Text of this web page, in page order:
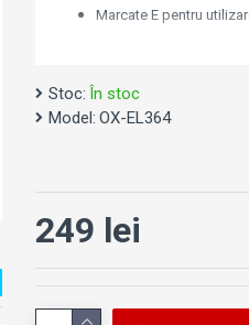
Marcate E pentru
Dimensiune:
2 semnalizări
2 rezistențe pentru
Notă: Prețul este pentru
Stoc: În stoc
Model: OX-EL364
249 lei